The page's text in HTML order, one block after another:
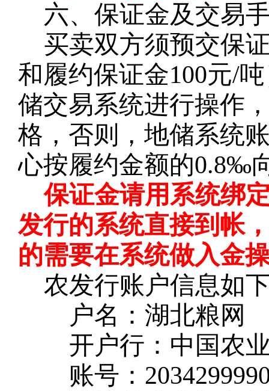
六、保证金及交易
买卖双方须预交保
和履约保证金100元/
储交易系统进行操作
格，否则，地储系统
心按履约金额的0.8‰
保证金请用系统绑
发行的系统直接到帐
的需要在系统做入金
农发行账户信息如
户名：湖北粮网
开户行：中国农
账号：